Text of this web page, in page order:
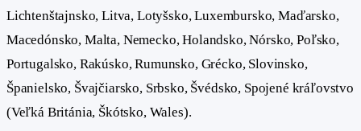
Lichtenštajnsko, Litva, Lotyšsko, Luxembursko, Maďarsko,
Macedónsko, Malta, Nemecko, Holandsko, Nórsko, Poľsko,
Portugalsko, Rakúsko, Rumunsko, Grécko, Slovinsko,
Španielsko, Švajčiarsko, Srbsko, Švédsko, Spojené kráľovstvo
(Veľká Británia, Škótsko, Wales).